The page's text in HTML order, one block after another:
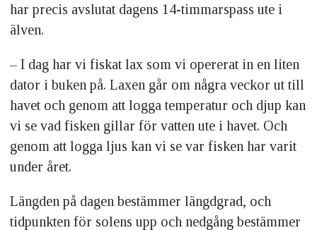
vidvinkelobjektiv. Blixtar från Canon.
men fotogra­ferade analogt under
tonåren, framför allt havsörn.
Hemsida:audunrikardsen.com
&nbsp;
har precis avslutat dagens 14-timmarspass ute i
älven.
– I dag har vi fiskat lax som vi opererat in en liten
dator i buken på. Laxen går om några veckor ut till
havet och genom att logga temperatur och djup kan
vi se vad fisken gillar för vatten ute i havet. Och
genom att logga ljus kan vi se var fisken har varit
under året.
Längden på dagen bestämmer längdgrad, och
tidpunkten för solens upp och nedgång bestämmer